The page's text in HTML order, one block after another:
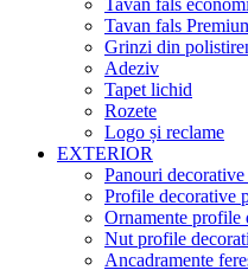
Tavan fals
Grinzi din
Adeziv
Tapet lichid
Rozete
Logo și reclame
EXTERIOR
Panouri
Profile decorative
Ornamente profile
Nut profile
Ancadramente